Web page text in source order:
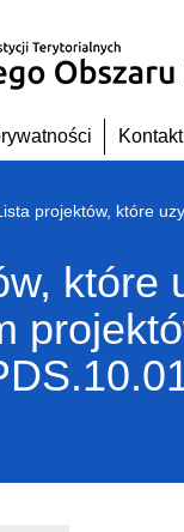
Kontakt
które